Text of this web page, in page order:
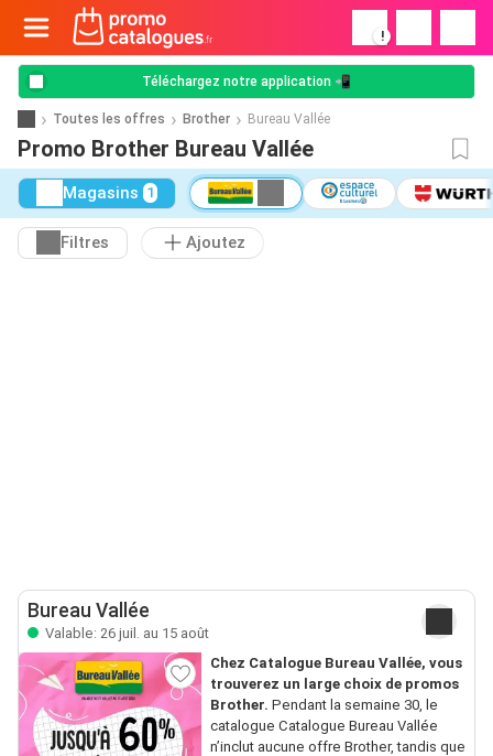
!
Téléchargez notre application 📲
Toutes les offres Brother Bureau Vallée
Promo Brother Bureau Vallée
Magasins 1
Filtres Ajoutez
Bureau Vallée
Valable: 26 juil. au 15 août
Chez Catalogue Bureau Vallée, vous
trouverez un large choix de promos
Brother. Pendant la semaine 30, le
catalogue Catalogue Bureau Vallée
n’inclut aucune offre Brother, tandis que